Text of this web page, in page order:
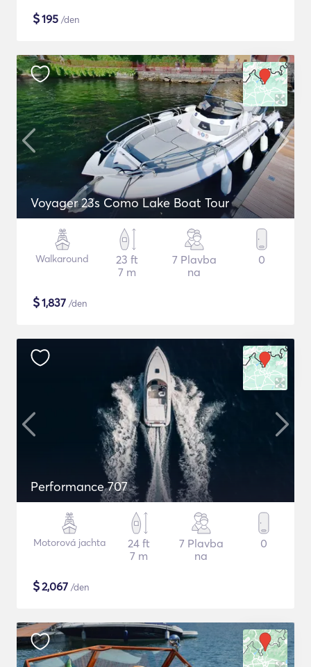
$195 /den
Voyager 23s Como Lake Boat Tour
Walkaround
23 ft
7 m
7 Plavba
na
0
$1,837 /den
Performance 707
Motorová jachta
24 ft
7 m
7 Plavba
na
0
$2,067 /den